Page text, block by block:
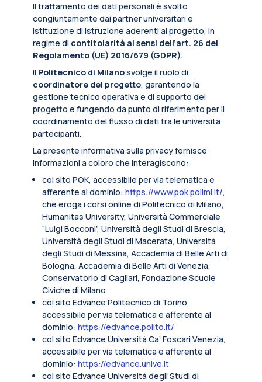
Il trattamento dei dati personali è svolto
congiuntamente dai partner universitari e
istituzione di istruzione aderenti al progetto, in
regime di contitolarità ai sensi dell’art. 26 del
Regolamento (UE) 2016/679 (GDPR).
Il Politecnico di Milanosvolge il ruolo di
coordinatore del progetto, garantendo la
gestione tecnico operativa e di supporto del
progetto e fungendo da punto di riferimento per il
coordinamento del flusso di dati tra le università
partecipanti.
La presente informativa sulla privacy fornisce
informazioni a coloro che interagiscono:
col sito POK, accessibile per via telematica e
afferente al dominio: https://www.pok.polimi.it/,
che eroga i corsi online di Politecnico di Milano,
Humanitas University, Università Commerciale
“Luigi Bocconi”, Università degli Studi di Brescia,
Università degli Studi di Macerata, Università
degli Studi di Messina, Accademia di Belle Arti di
Bologna, Accademia di Belle Arti di Venezia,
Conservatorio di Cagliari, Fondazione Scuole
Civiche di Milano
col sito Edvance Politecnico di Torino,
accessibile per via telematica e afferente al
dominio: https://edvance.polito.it/
col sito Edvance Università Ca’ Foscari Venezia,
accessibile per via telematica e afferente al
dominio: https://edvance.unive.it
col sito Edvance Università degli Studi di